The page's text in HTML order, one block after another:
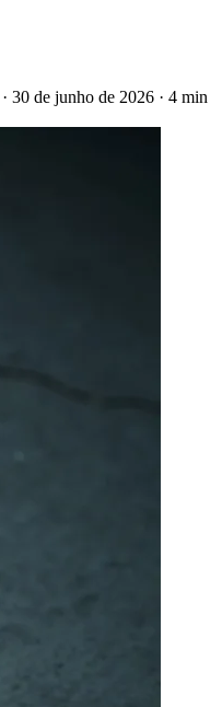
· 30 de junho de 2026 · 4 min